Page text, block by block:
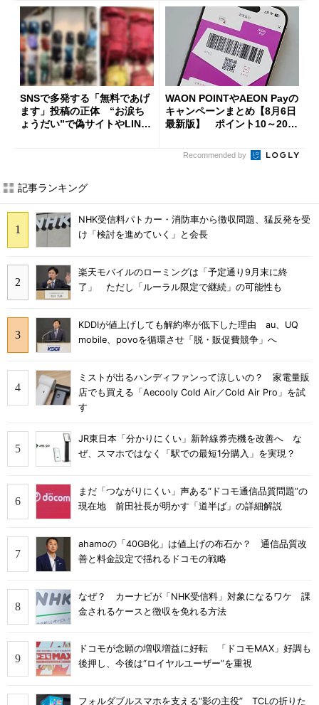
SNSで多発する「無料であげ
ます」投稿の正体 “お涙ち
ょうだい”で偽サイトやLINE
WAON POINTやAEON Payの
キャンペーンまとめ【8月6日
最新版】 ポイント10～20倍
Recommended by
記事ランキング
NHK受信料パトカー・消防車から徴収問題、猛反発を受
け「検討を進めていく」と会長
楽天モバイルのローミングは「予定通り9月末に終
了」 ただし「ルーラル限定で継続」の可能性も
KDDIが値上げしても解約率が低下した理由 au、UQ
mobile、povoを循環させ「脱・販促費競争」へ
ミストが出るハンディファンって涼しいの？ 家電量販
店でも買える「Aecooly Cold Air／Cold Air Pro」を試
す
JR東日本「分かりにくい」新幹線券売機を改善へ な
ぜ、スマホではなく「駅での最短1分購入」を実現？
まだ「つながりにくい」声ある“ドコモ通信品質問題”の
現在地 前田社長が明かす「道半ば」の詳細解説
ahamoの「40GB化」は値上げの布石か？ 通信品質改
善と料金設定で揺れるドコモの戦略
なぜ？ カーナビが「NHK受信料」対象になるワケ 課
金されるケースと徴収を免れる方法
ドコモが念願の増収増益に好転 「ドコモMAX」好調も
後押し、今後は“ロイヤルユーザー”を重視
フォルダブルスマホを支える“影の主役” TCLの折りた